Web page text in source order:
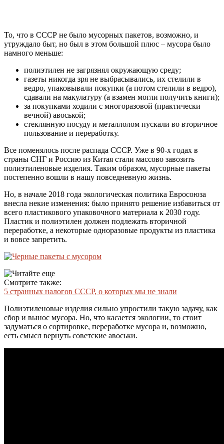
То, что в СССР не было мусорных пакетов, возможно, и
утруждало быт, но был в этом большой плюс – мусора было
намного меньше:
полиэтилен не загрязнял окружающую среду;
газеты никогда зря не выбрасывались, их стелили в
ведро, упаковывали покупки (а потом стелили в ведро),
сдавали на макулатуру (а взамен могли получить книги);
за покупками ходили с многоразовой (практически
вечной) авоськой;
стеклянную посуду и металлолом пускали во вторичное
пользование и переработку.
Все поменялось после распада СССР. Уже в 90-х годах в
страны СНГ и Россию из Китая стали массово завозить
полиэтиленовые изделия. Таким образом, мусорные пакеты
постепенно вошли в нашу повседневную жизнь.
Но, в начале 2018 года экологическая политика Евросоюза
внесла некие изменения: было принято решение избавиться от
всего пластикового упаковочного материала к 2030 году.
Пластик и полиэтилен должен подлежать вторичной
переработке, а некоторые одноразовые продукты из пластика
и вовсе запретить.
Смотрите также:
5 странных налогов СССР, о которых мы не знали
Полиэтиленовые изделия сильно упростили такую задачу, как
сбор и вынос мусора. Но, что касается экологии, то стоит
задуматься о сортировке, переработке мусора и, возможно,
есть смысл вернуть советские авоськи.